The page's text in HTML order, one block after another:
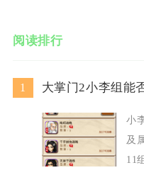
阅读排行
1 大掌门2小李组能
小
及
11